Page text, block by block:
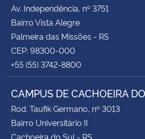
Av. Independência, nº 3751
Bairro Vista Alegre
Palmeira das Missões - RS
CEP: 98300-000
+55 (55) 3742-8800
CAMPUS DE CACHOEIRA
Rod. Taufik Germano, nº 3013
Bairro Universitário II
Cachoeira do Sul - RS